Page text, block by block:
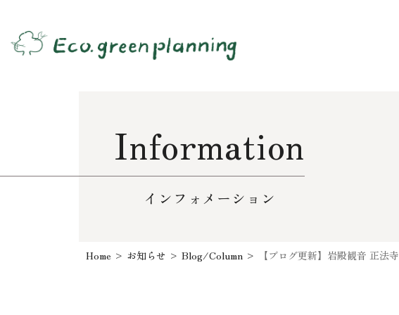
Information
インフォメーション
Home > お知らせ >Blog/Column > 【ブログ更新】岩殿観音 正法寺